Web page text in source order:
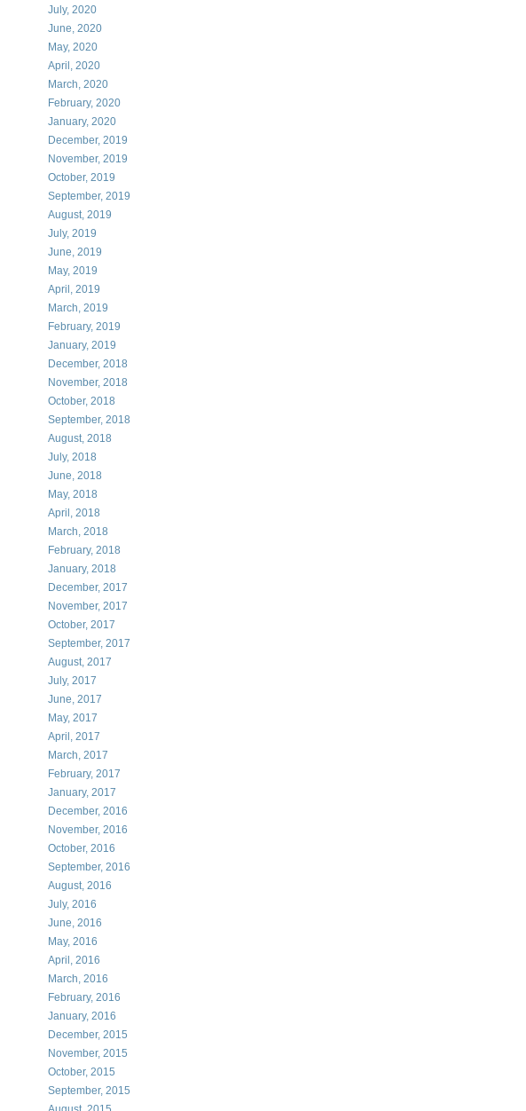
July, 2020
June, 2020
May, 2020
April, 2020
March, 2020
February, 2020
January, 2020
December, 2019
November, 2019
October, 2019
September, 2019
August, 2019
July, 2019
June, 2019
May, 2019
April, 2019
March, 2019
February, 2019
January, 2019
December, 2018
November, 2018
October, 2018
September, 2018
August, 2018
July, 2018
June, 2018
May, 2018
April, 2018
March, 2018
February, 2018
January, 2018
December, 2017
November, 2017
October, 2017
September, 2017
August, 2017
July, 2017
June, 2017
May, 2017
April, 2017
March, 2017
February, 2017
January, 2017
December, 2016
November, 2016
October, 2016
September, 2016
August, 2016
July, 2016
June, 2016
May, 2016
April, 2016
March, 2016
February, 2016
January, 2016
December, 2015
November, 2015
October, 2015
September, 2015